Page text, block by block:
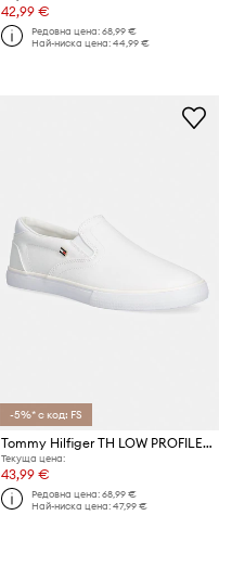
42,99 €
Редовна цена:68,99 €
Най-ниска цена:44,99 €
-5%* с код: FS
Tommy Hilfiger TH LOW PROFILE SLIP ON ниски кецове дамски
Текуща цена:
43,99 €
Редовна цена:68,99 €
Най-ниска цена:47,99 €